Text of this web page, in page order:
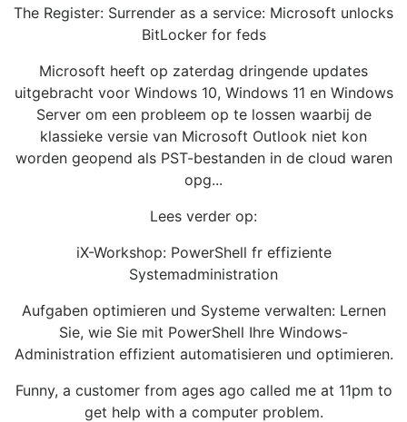
The Register: Surrender as a service: Microsoft unlocks
BitLocker for feds
Microsoft heeft op zaterdag dringende updates
uitgebracht voor Windows 10, Windows 11 en Windows
Server om een probleem op te lossen waarbij de
klassieke versie van Microsoft Outlook niet kon
worden geopend als PST-bestanden in de cloud waren
opg...
Lees verder op:
iX-Workshop: PowerShell fr effiziente
Systemadministration
Aufgaben optimieren und Systeme verwalten: Lernen
Sie, wie Sie mit PowerShell Ihre Windows-
Administration effizient automatisieren und optimieren.
Funny, a customer from ages ago called me at 11pm to
get help with a computer problem.